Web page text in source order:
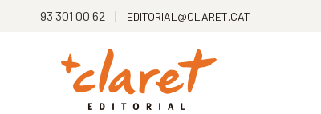
93 301 00 62 | EDITORIAL@CLARET.CAT